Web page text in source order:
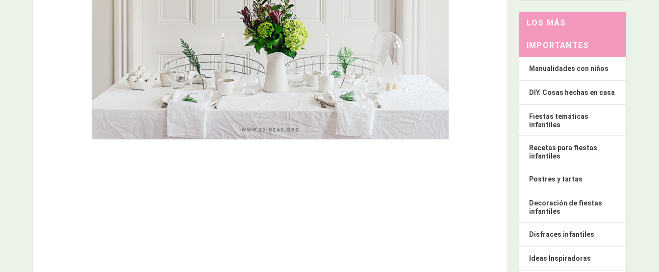
LOS MÁS
IMPORTANTES
Manualidades con niños
DIY. Cosas hechas en casa
Fiestas temáticas
infantiles
Recetas para fiestas
infantiles
Postres y tartas
Decoración de fiestas
infantiles
Disfraces infantiles
Ideas Inspiradoras